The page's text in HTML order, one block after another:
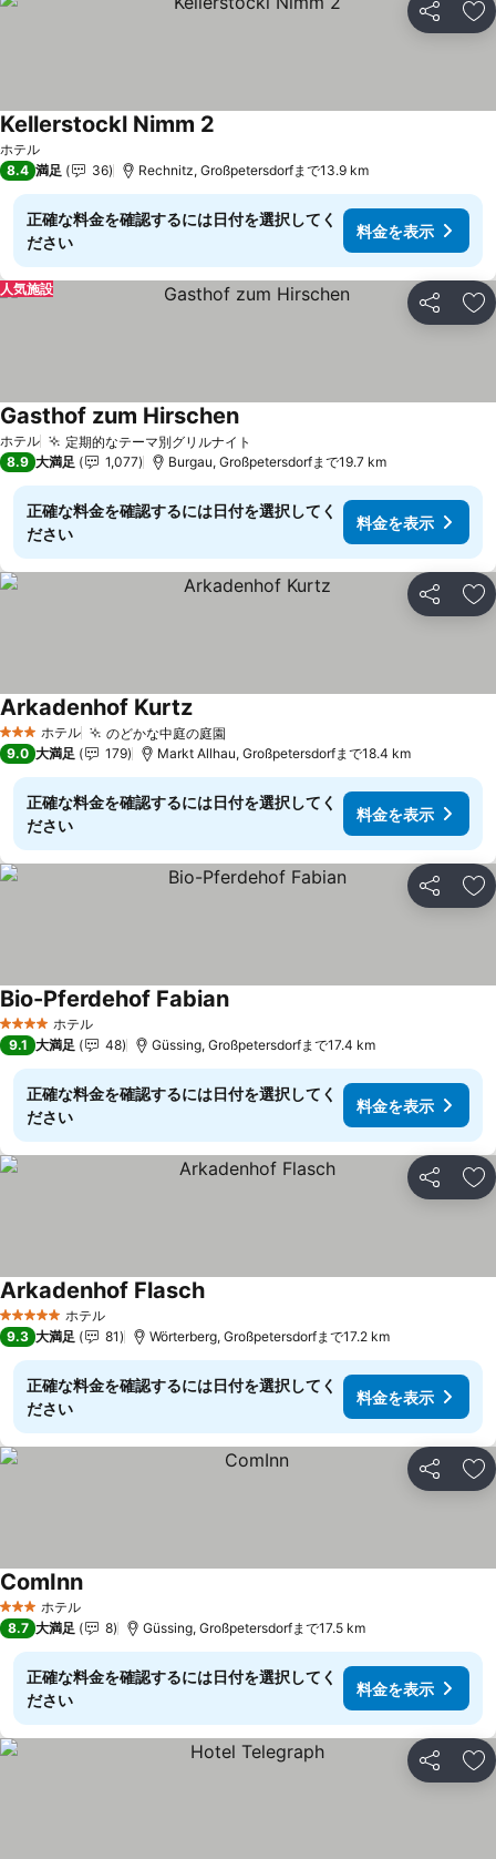
シェア お
ホテル
Kellerstockl Nimm 2
8.4 満足 36 Rechnitz, Großpetersdorfまで13.9 km
正確な料金を確認するには日付を選択してく
ださい
料金を表示
シェア お
人気施設
ホテル 定期的なテーマ別グリルナイト
Gasthof zum Hirschen料金を表示
8.9 大満足 1,077 Burgau, Großpetersdorfまで19.7 km
正確な料金を確認するには日付を選択してく
ださい
料金を表示
シェア お
3 ホテルのランク
ホテル のどかな中庭の庭園
Arkadenhof Kurtz料金を表示
9.0 大満足 179 Markt Allhau, Großpetersdorfまで18.4 km
正確な料金を確認するには日付を選択してく
ださい
料金を表示
シェア お
4 ホテルのランク
ホテル
Bio-Pferdehof Fabian料金を表示
9.1 大満足 48 Güssing, Großpetersdorfまで17.4 km
正確な料金を確認するには日付を選択してく
ださい
料金を表示
シェア お
5 ホテルのランク
ホテル
Arkadenhof Flasch料金を表示
9.3 大満足 81 Wörterberg, Großpetersdorfまで17.2 km
正確な料金を確認するには日付を選択してく
ださい
料金を表示
シェア お
3 ホテルのランク
ホテル
ComInn料金を表示
8.7 大満足 8 Güssing, Großpetersdorfまで17.5 km
正確な料金を確認するには日付を選択してく
ださい
料金を表示
シェア お